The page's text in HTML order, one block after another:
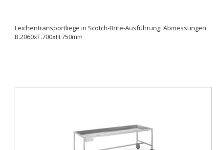
Leichentransportliege in Scotch-Brite-Ausführung. Abmessungen:
B.2060xT.700xH.750mm